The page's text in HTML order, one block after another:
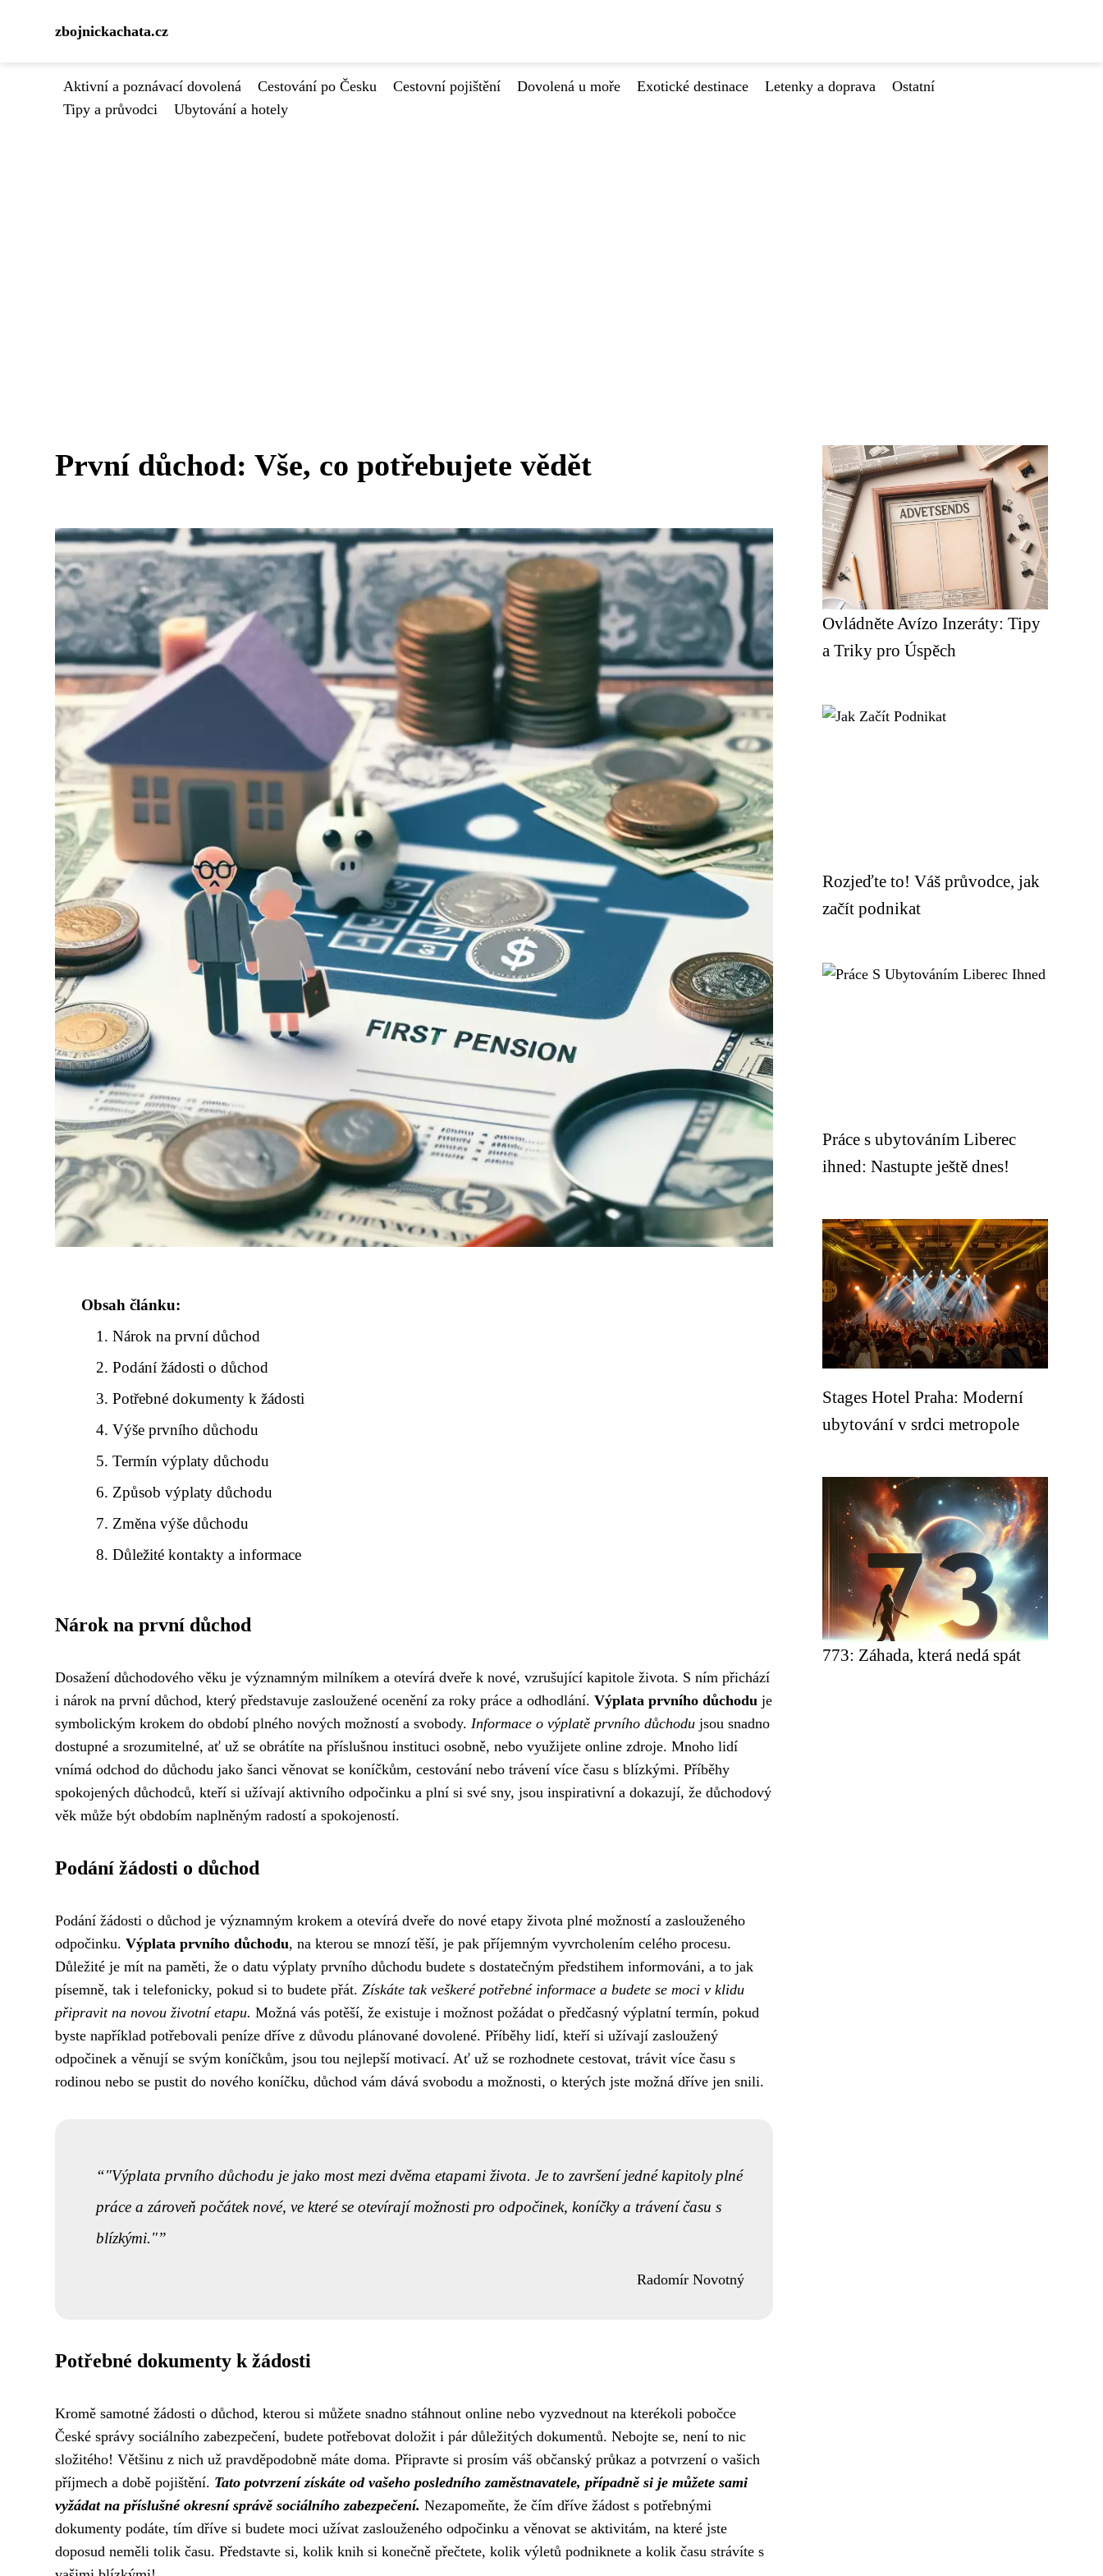
zbojnickachata.cz
Aktivní a poznávací dovolená Cestování po Česku Cestovní pojištění Dovolená u moře Exotické destinace Letenky a doprava
Ostatní
Tipy a průvodci
Ubytování a hotely
První důchod: Vše, co potřebujete vědět
Obsah článku:
Nárok na první důchod
Podání žádosti o důchod
Potřebné dokumenty k žádosti
Výše prvního důchodu
Termín výplaty důchodu
Způsob výplaty důchodu
Změna výše důchodu
Důležité kontakty a informace
Nárok na první důchod
Dosažení důchodového věku je významným milníkem a otevírá dveře k nové, vzrušující kapitole života. S ním přichází
i nárok na první důchod, který představuje zasloužené ocenění za roky práce a odhodlání. Výplata prvního důchodu je
symbolickým krokem do období plného nových možností a svobody. Informace o výplatě prvního důchodu jsou snadno
dostupné a srozumitelné, ať už se obrátíte na příslušnou instituci osobně, nebo využijete online zdroje. Mnoho lidí
vnímá odchod do důchodu jako šanci věnovat se koníčkům, cestování nebo trávení více času s blízkými. Příběhy
spokojených důchodců, kteří si užívají aktivního odpočinku a plní si své sny, jsou inspirativní a dokazují, že důchodový
věk může být obdobím naplněným radostí a spokojeností.
Podání žádosti o důchod
Podání žádosti o důchod je významným krokem a otevírá dveře do nové etapy života plné možností a zaslouženého
odpočinku. Výplata prvního důchodu, na kterou se mnozí těší, je pak příjemným vyvrcholením celého procesu.
Důležité je mít na paměti, že o datu výplaty prvního důchodu budete s dostatečným předstihem informováni, a to jak
písemně, tak i telefonicky, pokud si to budete přát. Získáte tak veškeré potřebné informace a budete se moci v klidu
připravit na novou životní etapu. Možná vás potěší, že existuje i možnost požádat o předčasný výplatní termín, pokud
byste například potřebovali peníze dříve z důvodu plánované dovolené. Příběhy lidí, kteří si užívají zasloužený
odpočinek a věnují se svým koníčkům, jsou tou nejlepší motivací. Ať už se rozhodnete cestovat, trávit více času s
rodinou nebo se pustit do nového koníčku, důchod vám dává svobodu a možnosti, o kterých jste možná dříve jen snili.
"Výplata prvního důchodu je jako most mezi dvěma etapami života. Je to završení jedné kapitoly plné
práce a zároveň počátek nové, ve které se otevírají možnosti pro odpočinek, koníčky a trávení času s
blízkými."
Radomír Novotný
Potřebné dokumenty k žádosti
Kromě samotné žádosti o důchod, kterou si můžete snadno stáhnout online nebo vyzvednout na kterékoli pobočce
České správy sociálního zabezpečení, budete potřebovat doložit i pár důležitých dokumentů. Nebojte se, není to nic
složitého! Většinu z nich už pravděpodobně máte doma. Připravte si prosím váš občanský průkaz a potvrzení o vašich
příjmech a době pojištění. Tato potvrzení získáte od vašeho posledního zaměstnavatele, případně si je můžete sami
vyžádat na příslušné okresní správě sociálního zabezpečení. Nezapomeňte, že čím dříve žádost s potřebnými
dokumenty podáte, tím dříve si budete moci užívat zaslouženého odpočinku a věnovat se aktivitám, na které jste
doposud neměli tolik času. Představte si, kolik knih si konečně přečtete, kolik výletů podniknete a kolik času strávíte s
Ovládněte Avízo Inzeráty: Tipy
a Triky pro Úspěch
Rozjeďte to! Váš průvodce, jak
začít podnikat
Práce s ubytováním Liberec
ihned: Nastupte ještě dnes!
Stages Hotel Praha: Moderní
ubytování v srdci metropole
773: Záhada, která nedá spát